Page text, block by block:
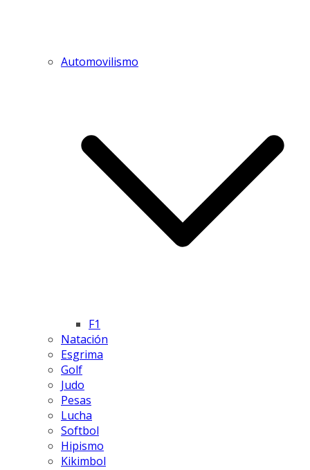
Automovilismo
F1
Natación
Esgrima
Golf
Judo
Pesas
Lucha
Softbol
Hipismo
Kikimbol